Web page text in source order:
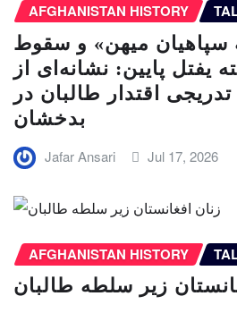
AFGHANISTAN HISTORY
سپاهیان میهن» و سقوط
یفتل پایین: نشانه‌ای از
اقتدار طالبان در
بدخشان
Jafar Ansari Jul 17, 2026
AFGHANISTAN HISTORY
زیر سلطه طالبان